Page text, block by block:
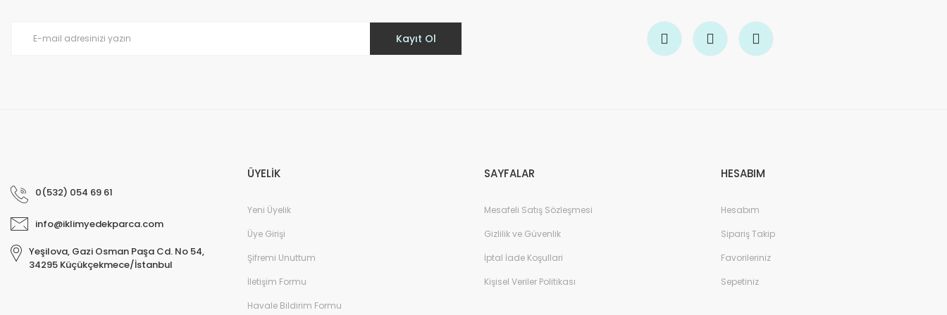
Kayıt Ol
0(532) 054 69 61
info@iklimyedekparca.com
Yeşilova, Gazi Osman Paşa Cd. No 54,
34295 Küçükçekmece/İstanbul
ÜYELİK
Yeni Üyelik
Üye Girişi
Şifremi Unuttum
İletişim Formu
Havale Bildirim Formu
SAYFALAR
Mesafeli Satış Sözleşmesi
Gizlilik ve Güvenlik
İptal İade Koşullari
Kişisel Veriler Politikası
HESABIM
Hesabım
Sipariş Takip
Favorileriniz
Sepetiniz